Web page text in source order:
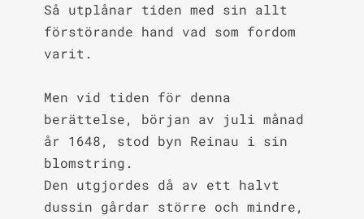
Så utplånar tiden med sin allt
förstörande hand vad som fordom
varit.
Men vid tiden för denna
berättelse, början av juli månad
år 1648, stod byn Reinau i sin
blomstring.
Den utgjordes då av ett halvt
dussin gårdar större och mindre,